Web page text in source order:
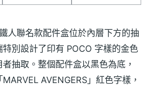
人聯名款配件盒位於內層下方的抽
別設計了印有 POCO 字樣的金色
抽取。整個配件盒以黑色為底，
AVENGERS」紅色字樣，